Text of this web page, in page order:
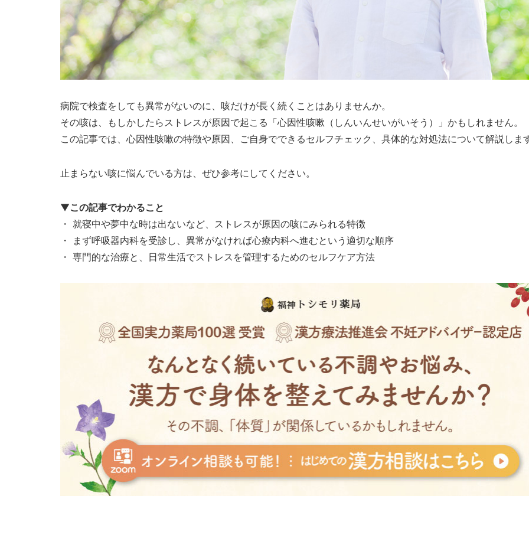
病院で検査をしても異常がないのに、咳だけが長く続くことはありませんか。
その咳は、もしかしたらストレスが原因で起こる「心因性咳嗽（しんいんせいがいそう）」かもしれません。
この記事では、心因性咳嗽の特徴や原因、ご自身でできるセルフチェック、具体的な対処法について解説しま
止まらない咳に悩んでいる方は、ぜひ参考にしてください。
▼この記事でわかること
・ 就寝中や夢中な時は出ないなど、ストレスが原因の咳にみられる特徴
・ まず呼吸器内科を受診し、異常がなければ心療内科へ進むという適切な順序
・ 専門的な治療と、日常生活でストレスを管理するためのセルフケア方法